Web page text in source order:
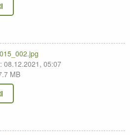
08.12.2021, 05:07
MB